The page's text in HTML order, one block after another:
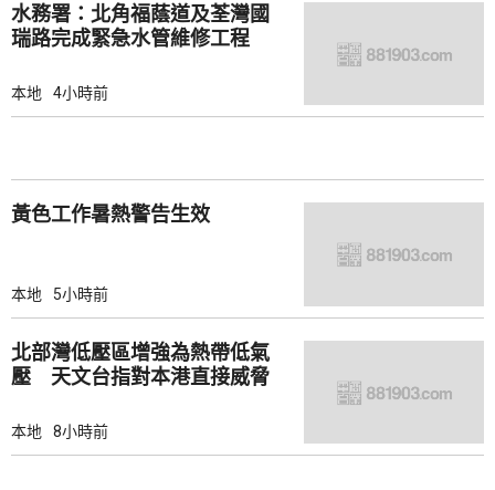
水務署：北角福蔭道及荃灣國
瑞路完成緊急水管維修工程
本地 4小時前
黃色工作暑熱警告生效
本地 5小時前
北部灣低壓區增強為熱帶低氣
壓 天文台指對本港直接威脅
本地 8小時前